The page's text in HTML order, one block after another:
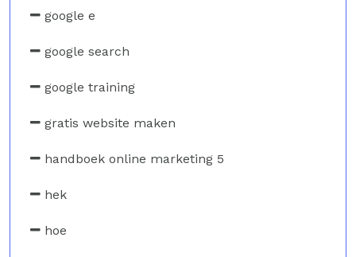
google e
google search
google training
gratis website maken
handboek online marketing 5
hek
hoe